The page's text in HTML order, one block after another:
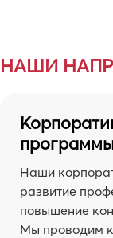
НАШИ
Наши
развитие
повышение
Мы проводим